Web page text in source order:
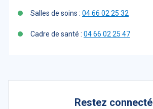
Salles de soins : 04 66 02 25 32
Cadre de santé : 04 66 02 25 47
Restez connecté